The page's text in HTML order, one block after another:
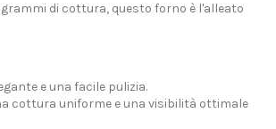
di cottura, questo forno è l'alleato
e una facile pulizia.
cottura uniforme e una visibilità ottimale